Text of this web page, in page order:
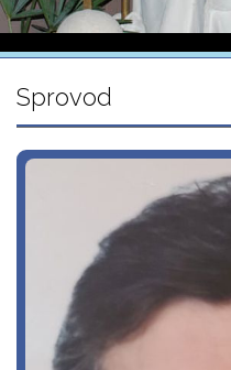
Sprovod